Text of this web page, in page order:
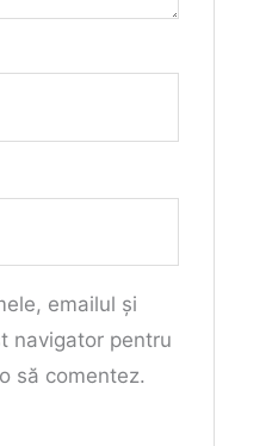
emailul și
navigator pentru
să comentez.